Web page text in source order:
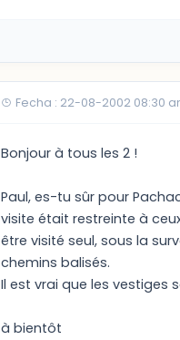
Fecha : 22-08-2002 08:30
Bonjour à tous les 2 !
Paul, es-tu sûr pour
visite était restreinte à
être visité seul, sous la
chemins balisés.
Il est vrai que les vestiges
à bientôt